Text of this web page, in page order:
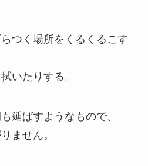
つく場所をくるくるこす
いたりする。
延ばすようなもので、
ません。